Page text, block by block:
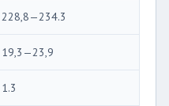
228,8—234.3
19,3—23,9
1.3